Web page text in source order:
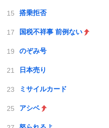
搭乗拒否
国税不祥事 前例ない
のぞみ号
日本売り
ミサイルカード
アシベ